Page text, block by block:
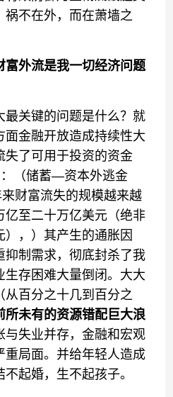
祸不在外，而在萧墙之
富外流是我一切经济问题
关键的问题是什么？就
面金融开放造成持续性大
失了可用于投资的资金
：（储蓄—资本外逃金
财富流失的规模越来越
亿至二十万亿美元（绝非
，）其产生的通胀因
抑制需求，彻底封杀了我
生存困难大量倒闭。大大
从百分之十几到百分之
所未有的资源错配巨大浪
与失业并存，金融和宏观
重局面。并给年轻人造成
起婚，生不起孩子。